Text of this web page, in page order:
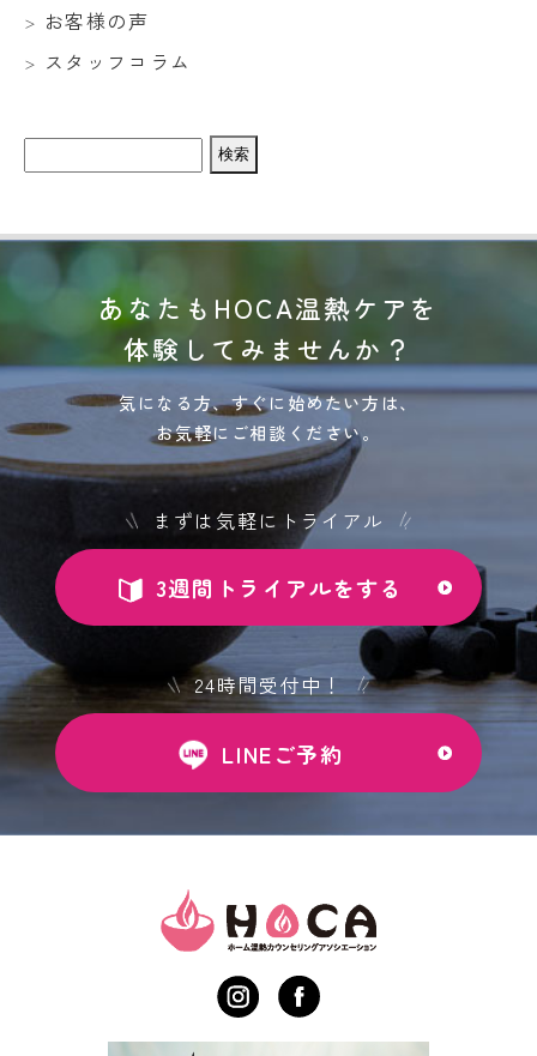
お客様の声
スタッフコラム
検
索:
あなたもHOCA温熱ケアを
体験してみませんか？
気になる方、すぐに始めたい方は、
お気軽にご相談ください。
まずは気軽にトライアル
3週間トライアルをする
24時間受付中！
LINEご予約